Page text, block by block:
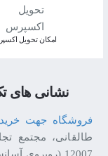
اﻣﮑﺎن ﺗﺤﻮﯾﻞ
نشانی های
فروشگاه جهت
طالقانی، مجتمع
12007 (روبروی آسانسور شیشه ای)